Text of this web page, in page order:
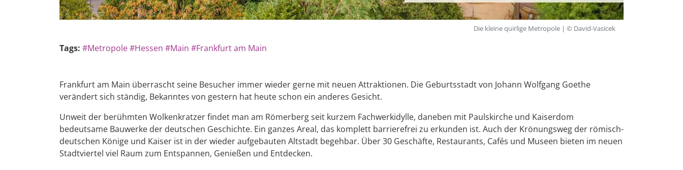
Die kleine quirlige Metropole | © David-Vasicek
Tags: #Metropole#Hessen #Main #Frankfurt am Main
Frankfurt am Main überrascht seine Besucher immer wieder gerne mit neuen Attraktionen. Die Geburtsstadt von Johann Wolfgang Goethe
verändert sich ständig, Bekanntes von gestern hat heute schon ein anderes Gesicht.
Unweit der berühmten Wolkenkratzer findet man am Römerberg seit kurzem Fachwerkidylle, daneben mit Paulskirche und Kaiserdom
bedeutsame Bauwerke der deutschen Geschichte. Ein ganzes Areal, das komplett barrierefrei zu erkunden ist. Auch der Krönungsweg der römisch-
deutschen Könige und Kaiser ist in der wieder aufgebauten Altstadt begehbar. Über 30 Geschäfte, Restaurants, Cafés und Museen bieten im neuen
Stadtviertel viel Raum zum Entspannen, Genießen und Entdecken.